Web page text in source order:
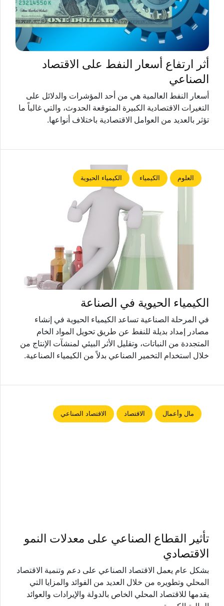
أثر ارتفاع أسعار النفط على الاقتصاد
الصناعي
أسعار النفط العالمية هي من أحد المؤشرات والدلائل على
التغيرات الاقتصادية الكبيرة المتوقعة الحدوث، والتي غالباً ما
تؤثر بالعديد من العوامل الاقتصادية باختلاف أنواعها.
العلوم الكيمياء الكيمياء الحيوية
الكيمياء الحيوية في الصناعة
في المرحلة الصناعية تساعد الكيمياء الحيوية في إنشاء
مصادر إمداد بديلة للنفط عن طريق تحويل المواد الخام
المتجددة من النباتات، وتقليل الأثر البيئي لمنشآت الإنتاج من
خلال استخدام التخمير الصناعي بدلاً من الكيمياء الصناعية.
مال وأعمال الاقتصاد الاقتصاد الصناعي
تأثير القطاع الصناعي على معدلات النمو
الاقتصادي
بشكل عام يعمل الاقتصاد الصناعي على دعم وتنمية الاقتصاد
المحلي وتطويره من خلال العديد من الفوائد والمزايا التي
يقدمها للاقتصاد المحلي الخاص بالدولة والإيرادات والعوائد